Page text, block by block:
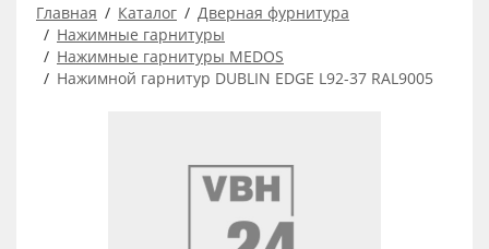
Главная Каталог
Дверная фурнитура
Нажимные гарнитуры
Нажимные гарнитуры MEDOS
Нажимной гарнитур DUBLIN EDGE L92-37 RAL9005